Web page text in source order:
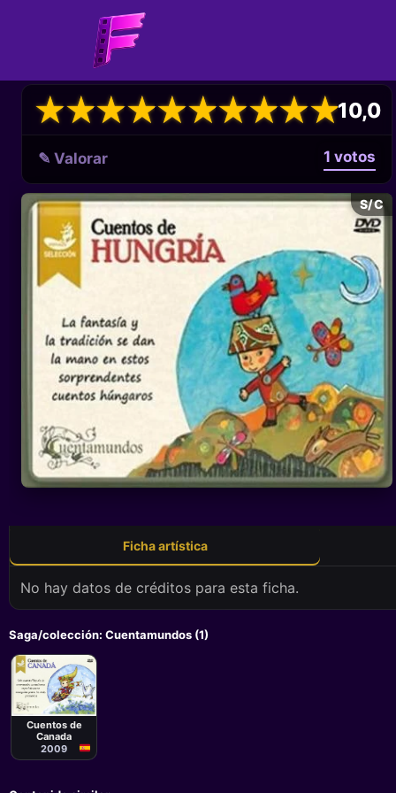
★
★★
★★
★★
★★
★★
★★
★★
★★
★★
★10,0
✎ Valorar 1 votos
S/C
Ficha artística
No hay datos de créditos para esta ficha.
Saga/colección: Cuentamundos (1)
Serie
Cuentos de
Canada
2009